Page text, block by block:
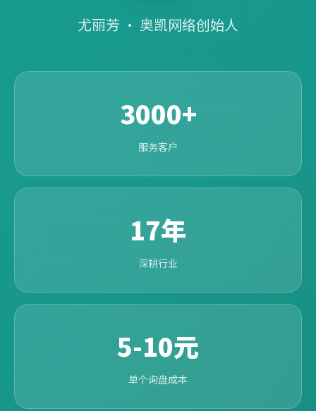
尤丽芳 · 奥凯网络创始人
3000+
服务客户
17年
深耕行业
5-10元
单个询盘成本